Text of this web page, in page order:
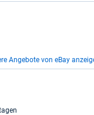
Angebote von eBay